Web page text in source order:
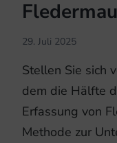
29. Juli 2025
Stellen Sie sich
dem die Hälfte
Erfassung von
Methode zur